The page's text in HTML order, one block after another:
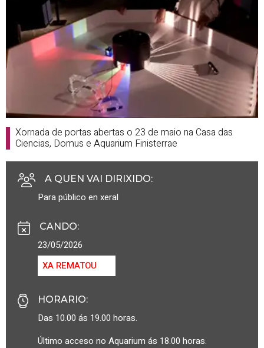
Xornada de portas abertas o 23 de maio na Casa das
Ciencias, Domus e Aquarium Finisterrae
A QUEN VAI DIRIXIDO:
Para público en xeral
CANDO:
23/05/2026
XA REMATOU
HORARIO:
Das 10.00 ás 19.00 horas.
Último acceso no Aquarium ás 18.00 horas.